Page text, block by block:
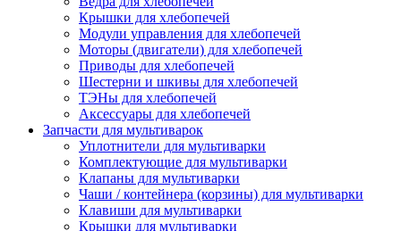
Крышки для хлебопечей
Модули управления для хлебопечей
Моторы (двигатели) для хлебопечей
Приводы для хлебопечей
Шестерни и шкивы для хлебопечей
ТЭНы для хлебопечей
Аксессуары для хлебопечей
Запчасти для мультиварок
Уплотнители для мультиварки
Комплектующие для мультиварки
Клапаны для мультиварки
Чаши / контейнера (корзины) для мультиварки
Клавиши для мультиварки
Крышки для мультиварки